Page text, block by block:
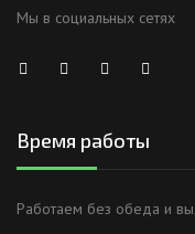
Мы в социальных сетях
Время работы
Работаем без обеда и